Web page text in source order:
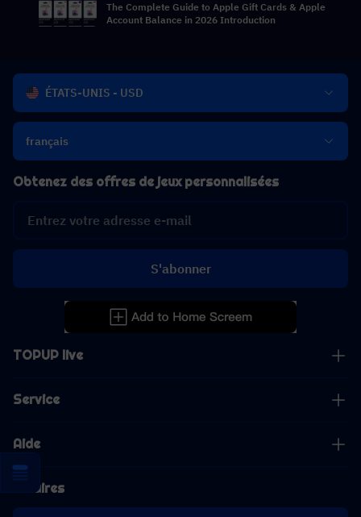
The Complete Guide to Apple Gift Cards & Apple
Account Balance in 2026 Introduction
ÉTATS-UNIS - USD
français
TOPUP live
Service
Aide
Affaires
Obtenez des offres de jeux personnalisées
S'abonner